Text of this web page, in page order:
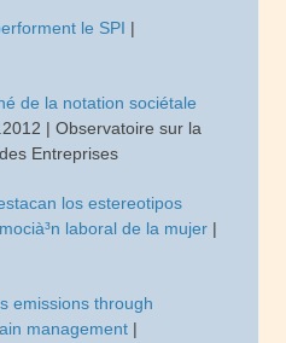
le SPI |
de la notation sociétale
| Observatoire sur la
Entreprises
los estereotipos
laboral de la mujer |
emissions through
management |